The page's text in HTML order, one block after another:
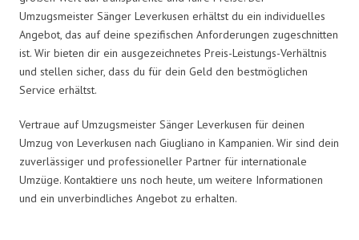
Umzugsmeister Sänger Leverkusen erhältst du ein individuelles
Angebot, das auf deine spezifischen Anforderungen zugeschnitten
ist. Wir bieten dir ein ausgezeichnetes Preis-Leistungs-Verhältnis
und stellen sicher, dass du für dein Geld den bestmöglichen
Service erhältst.
Vertraue auf Umzugsmeister Sänger Leverkusen für deinen
Umzug von Leverkusen nach Giugliano in Kampanien. Wir sind dein
zuverlässiger und professioneller Partner für internationale
Umzüge. Kontaktiere uns noch heute, um weitere Informationen
und ein unverbindliches Angebot zu erhalten.